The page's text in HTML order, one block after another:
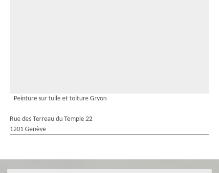
Peinture sur tuile et toiture Gryon
Rue des Terreau du Temple 22
1201 Genève